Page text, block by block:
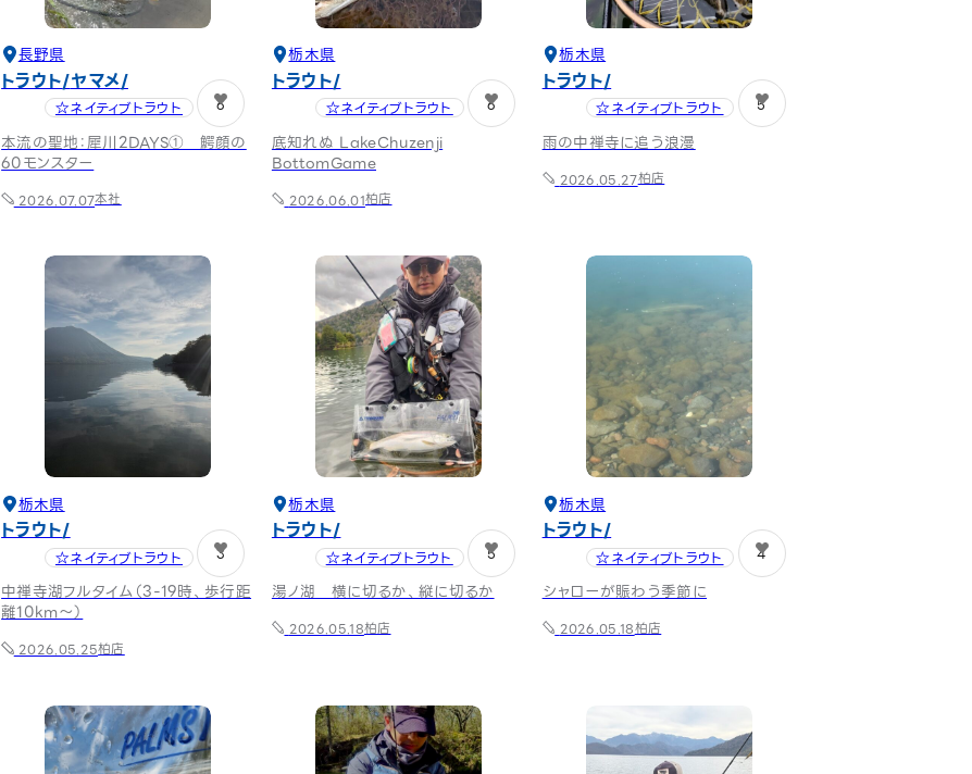
長野県
トラウト ヤマメ
☆ネイティブトラウト
本流の聖地：犀川2DAYS① 鰐顔の
60モンスター
2026.07.07本社
6
栃木県
トラウト
☆ネイティブトラウト
底知れぬ LakeChuzenji
BottomGame
2026.06.01柏店
6
栃木県
トラウト
☆ネイティブトラウト
雨の中禅寺に追う浪漫
2026.05.27柏店
5
栃木県
トラウト
☆ネイティブトラウト
中禅寺湖フルタイム（3-19時、歩行距
離10km～）
2026.05.25柏店
3
栃木県
トラウト
☆ネイティブトラウト
湯ノ湖 横に切るか、縦に切るか
2026.05.18柏店
5
栃木県
トラウト
☆ネイティブトラウト
シャローが賑わう季節に
2026.05.18柏店
4